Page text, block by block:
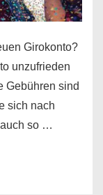
Girokonto?
unzufrieden
Gebühren sind
sich nach
so …